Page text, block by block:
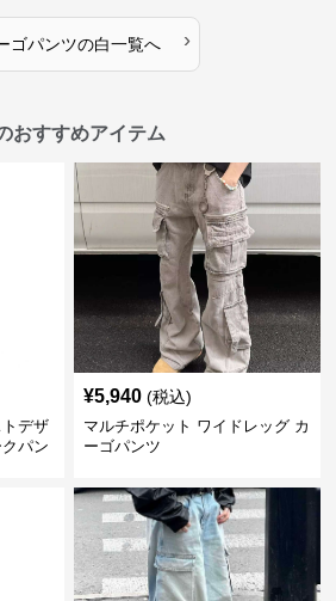
ゴパンツの白一覧へ ›
おすすめアイテム
デザ
パン
¥5,940 (税込)
マルチポケット ワイドレッグ カ
ーゴパンツ